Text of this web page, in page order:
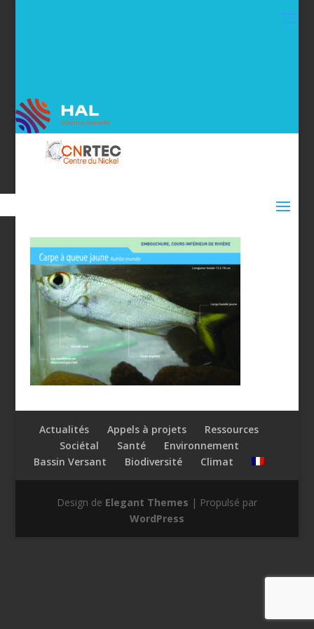
Actualités Appels à projets
Ressources
Sociétal
Santé
Environnement
Bassin Versant
Biodiversité Climat
Design de Elegant Themes | Propulsé par
WordPress